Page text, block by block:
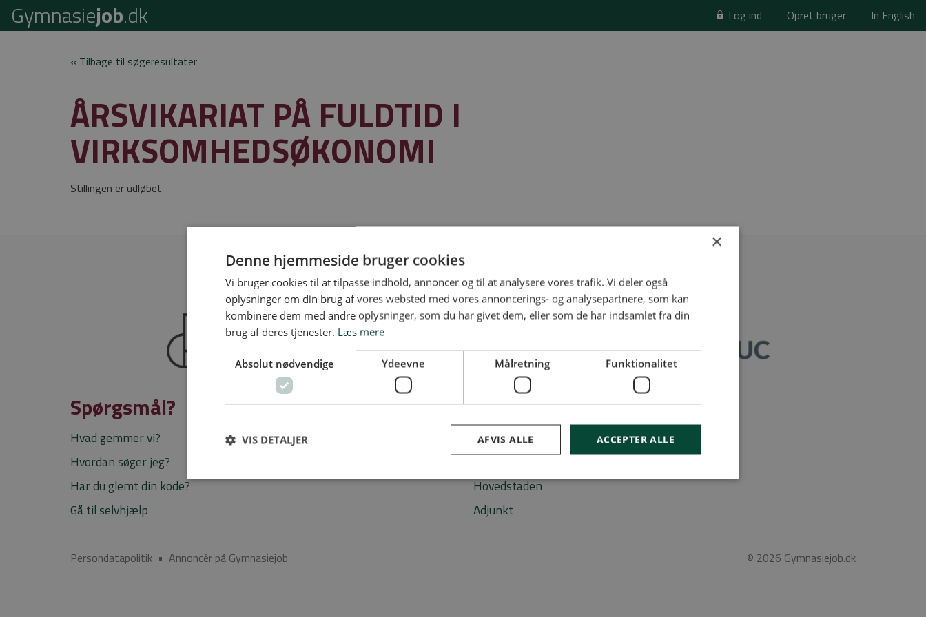
Gymnasiejob.dk Log ind Opret bruger In English
« Tilbage til søgeresultater
ÅRSVIKARIAT PÅ FULDTID I
VIRKSOMHEDSØKONOMI
Stillingen er udløbet
Gymnasiejob leveret af
Spørgsmål?
Hvad gemmer vi?
Hvordan søger jeg?
Har du glemt din kode?
Gå til selvhjælp
Mest brugte søgeord
Vikar
Hovedstaden
Adjunkt
Persondatapolitik • Annoncér på Gymnasiejob © 2026 Gymnasiejob.dk
×
Denne hjemmeside bruger cookies
Vi bruger cookies til at tilpasse indhold, annoncer og til at analysere vores trafik. Vi deler også
oplysninger om din brug af vores websted med vores annoncerings- og analysepartnere, som kan
kombinere dem med andre oplysninger, som du har givet dem, eller som de har indsamlet fra din
brug af deres tjenester. Læs mere
Absolut nødvendige Ydeevne Målretning Funktionalitet
ACCEPTER ALLE
AFVIS ALLE
VIS DETALJER